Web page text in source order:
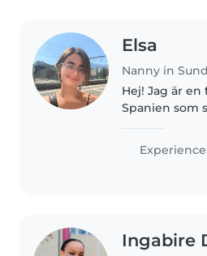
Elsa
Nanny in
Hej! Jag är
Spanien som
erfarenhet
matematik,
Ingabire